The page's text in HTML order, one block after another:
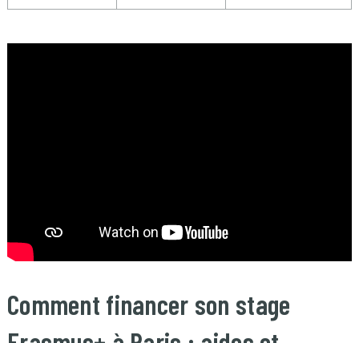
Comment financer son stage